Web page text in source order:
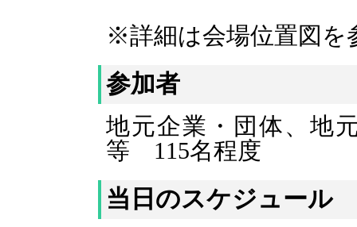
※詳細は会場位置図を
参加者
地元企業・団体、地
等 115名程度
当日のスケジュール